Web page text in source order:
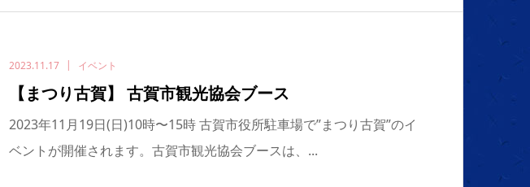
2023.11.17 イベント
【まつり古賀】 古賀市観光協会ブース
2023年11月19日(日)10時〜15時 古賀市役所駐車場で”まつり古賀”のイ
ベントが開催されます。古賀市観光協会ブースは、...